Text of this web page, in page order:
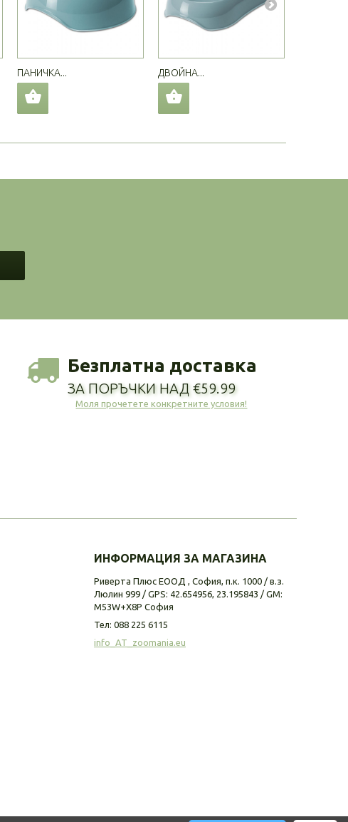
ПАНИЧКА... ДВОЙНА...
Безплатна доставка
ЗА ПОРЪЧКИ НАД €59.99
Моля прочетете конкретните условия!
ИНФОРМАЦИЯ ЗА МАГАЗИНА
Риверта Плюс ЕООД , София, п.к. 1000 / в.з.
Люлин 999 / GPS: 42.654956, 23.195843 / GM:
M53W+X8P София
Тел: 088 225 6115
info_AT_zoomania.eu